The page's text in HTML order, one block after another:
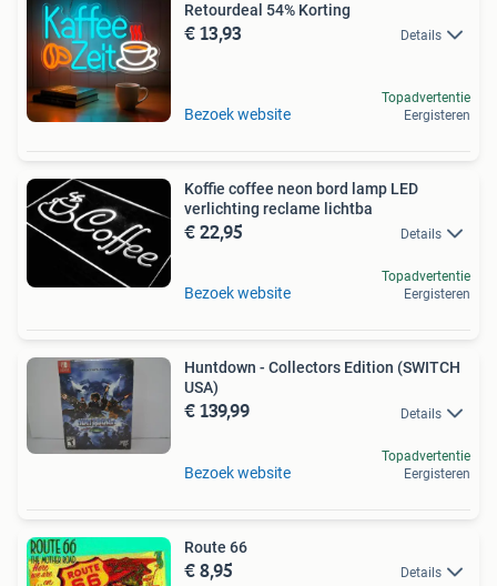
Retourdeal 54% Korting
€ 13,93 Details
Bezoek website
Topadvertentie
Eergisteren
Koffie coffee neon bord lamp LED
verlichting reclame lichtba
€ 22,95 Details
Bezoek website
Topadvertentie
Eergisteren
Huntdown - Collectors Edition (SWITCH
USA)
€ 139,99 Details
Bezoek website
Topadvertentie
Eergisteren
Route 66
€ 8,95 Details